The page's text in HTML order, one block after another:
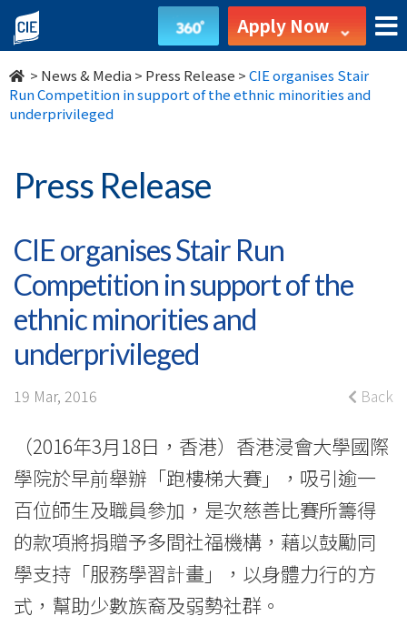
CIE
organises
Stair
Run
Competition
support
of
the
ethnic
minorities
and
underprivileged
College
News
Apply Now
> News & Media > Press Release >CIE organises Stair
Run Competition in support of the ethnic minorities and
underprivileged
Press Release
CIE organises Stair Run
Competition in support of the
ethnic minorities and
underprivileged
19 Mar, 2016 Back
（2016年3月18日，香港）香港浸會大學國際
學院於早前舉辦「跑樓梯大賽」，吸引逾一
百位師生及職員參加，是次慈善比賽所籌得
的款項將捐贈予多間社福機構，藉以鼓勵同
學支持「服務學習計畫」，以身體力行的方
式，幫助少數族裔及弱勢社群。